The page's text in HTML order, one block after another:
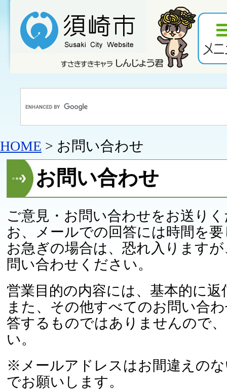
HOME > お問い合わせ
お問い合わせ
ご意見・お問い合わせをお送り
お、メールでの回答には時間を
お急ぎの場合は、恐れ入ります
問い合わせください。
営業目的の内容には、基本的に
また、その他すべてのお問い合
答するものではありませんので
い。
※メールアドレスはお間違えの
でお願いします。